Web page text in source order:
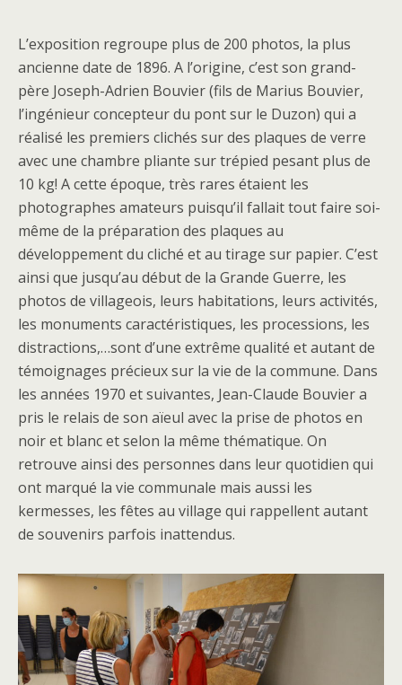
L’exposition regroupe plus de 200 photos, la plus
ancienne date de 1896. A l’origine, c’est son grand-
père Joseph-Adrien Bouvier (fils de Marius Bouvier,
l’ingénieur concepteur du pont sur le Duzon) qui a
réalisé les premiers clichés sur des plaques de verre
avec une chambre pliante sur trépied pesant plus de
10 kg! A cette époque, très rares étaient les
photographes amateurs puisqu’il fallait tout faire soi-
même de la préparation des plaques au
développement du cliché et au tirage sur papier. C’est
ainsi que jusqu’au début de la Grande Guerre, les
photos de villageois, leurs habitations, leurs activités,
les monuments caractéristiques, les processions, les
distractions,…sont d’une extrême qualité et autant de
témoignages précieux sur la vie de la commune. Dans
les années 1970 et suivantes, Jean-Claude Bouvier a
pris le relais de son aïeul avec la prise de photos en
noir et blanc et selon la même thématique. On
retrouve ainsi des personnes dans leur quotidien qui
ont marqué la vie communale mais aussi les
kermesses, les fêtes au village qui rappellent autant
de souvenirs parfois inattendus.